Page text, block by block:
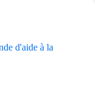
d'aide à la